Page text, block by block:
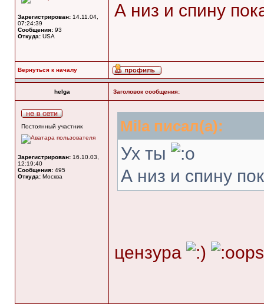
Зарегистрирован: 14.11.04,
07:24:39
Сообщения: 93
Откуда: USA
А низ и спину
Вернуться к началу
helga Заголовок сообщения:
Постоянный участник
Зарегистрирован: 16.10.03,
12:19:40
Сообщения: 495
Откуда: Москва
Mila писал(а):
Ух ты
А низ и спину
цензура